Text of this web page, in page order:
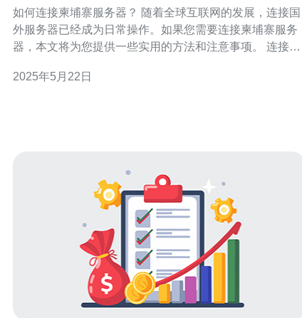
如何连接柬埔寨服务器？ 随着全球互联网的发展，连接国
外服务器已经成为日常操作。如果您需要连接柬埔寨服务
器，本文将为您提供一些实用的方法和注意事项。 连接柬
Private Network）是一种通过加密和隧道技术，来实现连
2025年5月22日